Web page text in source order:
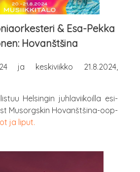
& Esa-Pek­ka
Hovanštšina
ja kes­ki­viik­ko 21.8.2024,
Hel­sin­gin juh­la­vii­koil­la esi­
Musorgs­kin Hovanštši­na-oop­
ja liput.